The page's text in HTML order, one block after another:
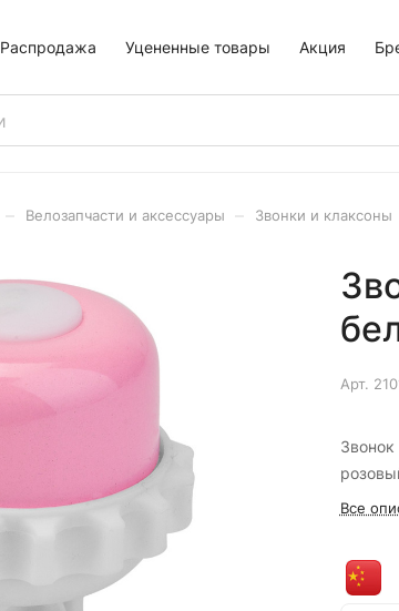
Распродажа Уцененные товары Акция
Велозапчасти и аксессуары Звонки и клаксоны
Арт.
Все